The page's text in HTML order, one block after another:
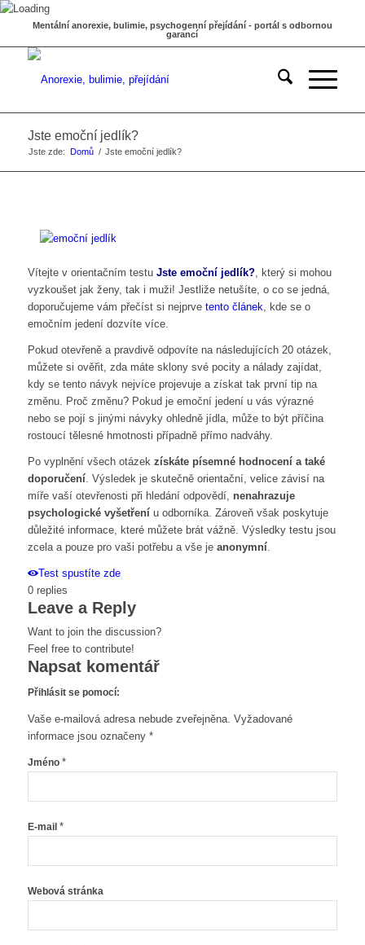
Mentální anorexie, bulimie, psychogenní přejídání - portál s odbornou
garancí
Jste emoční jedlík?
Jste zde: Domů / Jste emoční jedlík?
Vítejte v orientačním testu Jste emoční jedlík?, který si mohou
vyzkoušet jak ženy, tak i muži! Jestliže netušíte, o co se jedná,
doporučujeme vám přečíst si nejprvetento článek, kde se o
emočním jedení dozvíte více.
Pokud otevřeně a pravdivě odpovíte na následujících 20 otázek,
můžete si ověřit, zda máte sklony své pocity a nálady zajídat,
kdy se tento návyk nejvíce projevuje a získat tak první tip na
změnu. Proč změnu? Pokud je emoční jedení u vás výrazné
nebo se pojí s jinými návyky ohledně jídla, může to být příčina
rostoucí tělesné hmotnosti případně přímo nadváhy.
Po vyplnění všech otázek získáte písemné hodnocení a také
doporučení. Výsledek je skutečně orientační, velice závisí na
míře vaší otevřenosti při hledání odpovědí, nenahrazuje
psychologické vyšetřeníu odborníka. Zároveň však poskytuje
důležité informace, které můžete brát vážně. Výsledky testu jsou
zcela a pouze pro vaši potřebu a vše je anonymní.
Test spustíte zde
0 replies
Leave a Reply
Want to join the discussion?
Feel free to contribute!
Napsat komentář
Přihlásit se pomocí:
Vaše e-mailová adresa nebude zveřejněna. Vyžadované
informace jsou označeny *
Jméno *
E-mail *
Webová stránka